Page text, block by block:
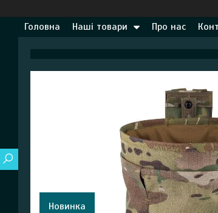
Головна Наші товари Про нас
Новинка